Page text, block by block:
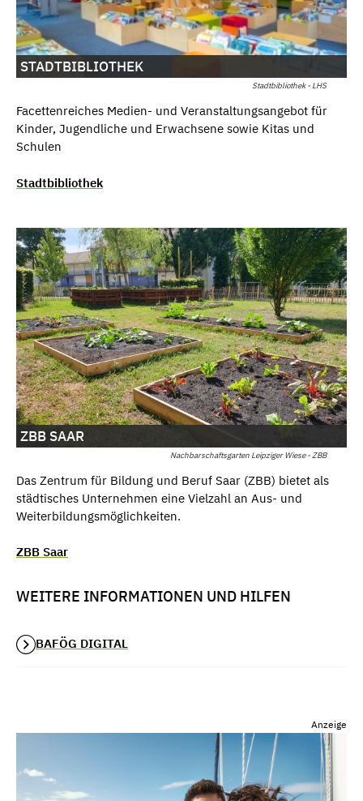
Stadtbibliothek - LHS
STADTBIBLIOTHEK
Facettenreiches Medien- und Veranstaltungsangebot für
Kinder, Jugendliche und Erwachsene sowie Kitas und
Schulen
Stadtbibliothek
Nachbarschaftsgarten Leipziger Wiese - ZBB
ZBB SAAR
Das Zentrum für Bildung und Beruf Saar (ZBB) bietet als
städtisches Unternehmen eine Vielzahl an Aus- und
Weiterbildungsmöglichkeiten.
ZBB Saar
WEITERE INFORMATIONEN UND HILFEN
BAFÖG DIGITAL
Anzeige